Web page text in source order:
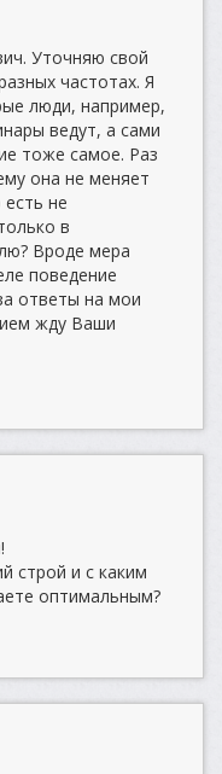
Уточняю свой
частотах. Я
люди, например,
ведут, а сами
тоже самое. Раз
она не меняет
не
в
Вроде мера
поведение
ответы на мои
жду Ваши
строй и с каким
оптимальным?